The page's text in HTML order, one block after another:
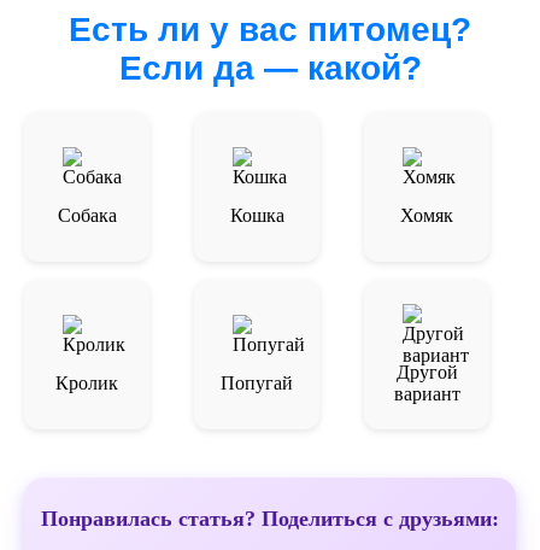
Есть ли у вас питомец?
Если да — какой?
Собака Кошка Хомяк
Кролик Попугай
Другой
вариант
Понравилась статья? Поделиться с друзьями: